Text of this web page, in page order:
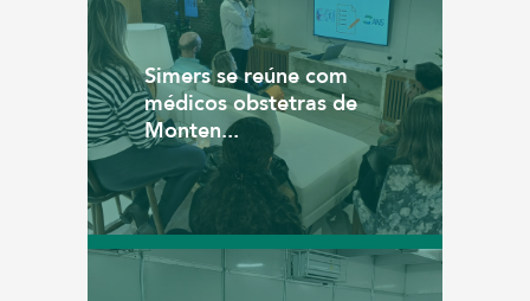
Simers se reúne com
médicos obstetras de
Monten...